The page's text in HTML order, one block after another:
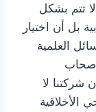
لا تتم بشكل
بل أن اختيار
العلمية
شركتنا لا
الأخلاقية